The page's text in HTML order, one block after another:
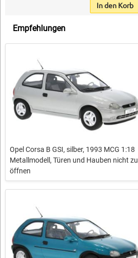
In den Korb
Empfehlungen
Opel Corsa B GSI, silber, 1993 MCG 1:18
Metallmodell, Türen und Hauben nicht zu
öffnen